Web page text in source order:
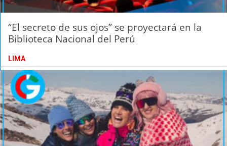
“El secreto de sus ojos” se proyectará en la
Biblioteca Nacional del Perú
LIMA